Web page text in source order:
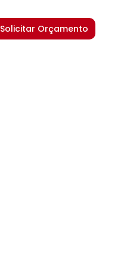
Solicitar Orçamento